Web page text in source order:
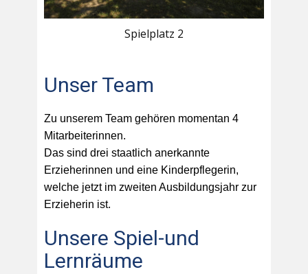
Spielplatz 2
Unser Team
Zu unserem Team gehören momentan 4
Mitarbeiterinnen.
Das sind drei staatlich anerkannte
Erzieherinnen und eine Kinderpflegerin,
welche jetzt im zweiten Ausbildungsjahr zur
Erzieherin ist.
Unsere Spiel-und
Lernräume